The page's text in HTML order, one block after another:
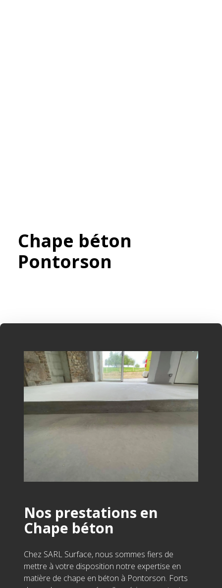
Chape béton
Pontorson
Nos prestations en
Chape béton
Chez SARL Surface, nous sommes fiers de
mettre à votre disposition notre expertise en
matière de chape en béton à Pontorson. Forts